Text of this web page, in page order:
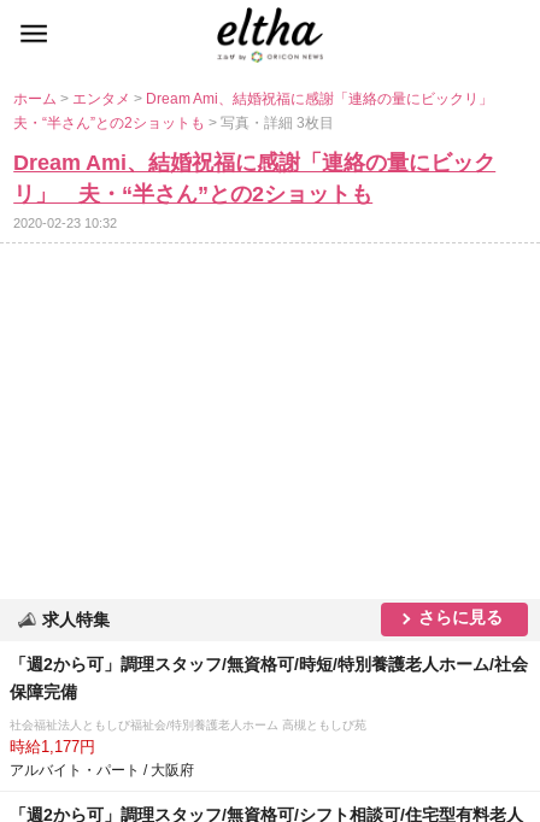
ホーム> エンタメ> Dream Ami、結婚祝福に感謝「連絡の量にビックリ」
夫・“半さん”との2ショットも> 写真・詳細 3枚目
Dream Ami、結婚祝福に感謝「連絡の量にビック
リ」 夫・“半さん”との2ショットも
2020-02-23 10:32
求人特集 さらに見る
「週2から可」調理スタッフ/無資格可/時短/特別養護老人ホーム/社会
保障完備
社会福祉法人ともしび福祉会/特別養護老人ホーム 高槻ともしび苑
時給1,177円
アルバイト・パート / 大阪府
「週2から可」調理スタッフ/無資格可/シフト相談可/住宅型有料老人